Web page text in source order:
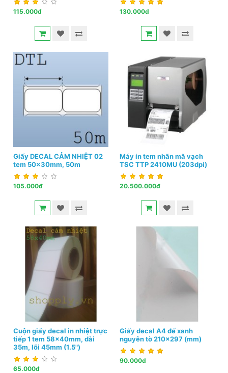
115.000đ 130.000đ
Giấy DECAL CẢM NHIỆT 02
tem 50x30mm, 50m
105.000đ
Máy in tem nhãn mã vạch
TSC TTP 2410MU (203dpi)
20.500.000đ
Cuộn giấy decal in nhiệt trực
tiếp 1 tem 58x40mm, dài
35m, lõi 45mm (1.5")
65.000đ
Giấy decal A4 đế xanh
nguyên tờ 210x297 (mm)
90.000đ